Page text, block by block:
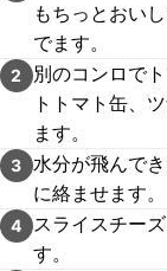
もちっとおい
でます。
2
別のコンロで
トトマト缶、
ます。
3 水分が飛んで
に絡ませます。
4
スライスチー
す。